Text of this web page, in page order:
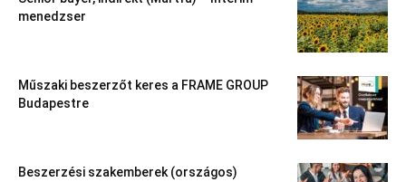
menedzser
Műszaki beszerzőt keres a FRAME GROUP
Budapestre
Beszerzési szakemberek (országos)